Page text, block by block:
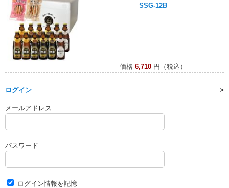
SSG-12B
価格 6,710円（税込）
ログイン
メールアドレス
パスワード
ログイン情報を記憶